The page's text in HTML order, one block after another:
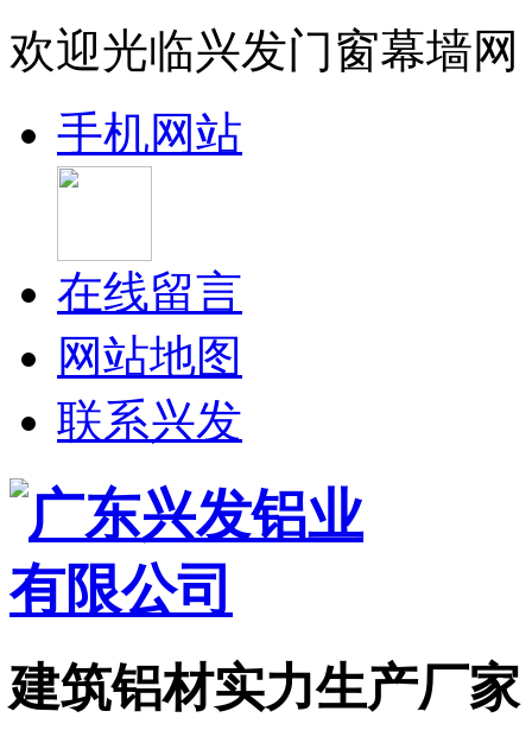
欢迎光临兴发门窗幕墙网
手机网站
在线留言
网站地图
联系兴发
建筑铝材实力生产厂家